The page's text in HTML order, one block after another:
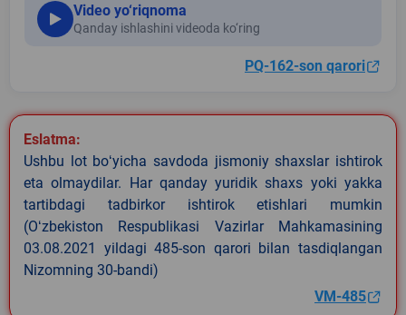
Video yo‘riqnoma
Qanday ishlashini videoda ko‘ring
PQ-162-son qarori
Eslatma:
Ushbu lot boʻyicha savdoda jismoniy shaxslar ishtirok
eta olmaydilar. Har qanday yuridik shaxs yoki yakka
tartibdagi tadbirkor ishtirok etishlari mumkin
(Oʻzbekiston Respublikasi Vazirlar Mahkamasining
03.08.2021 yildagi 485-son qarori bilan tasdiqlangan
Nizomning 30-bandi)
VM-485